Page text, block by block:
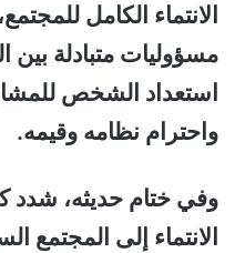
الانتماء الكامل
مسؤوليات متبادلة بين
استعداد الشخص
واحترام نظامه وقيمه.
وفي ختام حديثه،
الانتماء إلى المجتمع